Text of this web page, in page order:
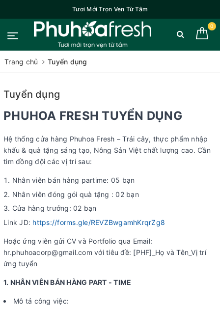
Tươi Mới Trọn Vẹn Từ Tâm
0
Trang chủ Tuyển dụng
Tuyển dụng
PHUHOA FRESH TUYỂN DỤNG
Hệ thống cửa hàng Phuhoa Fresh – Trái cây, thực phẩm nhập
khẩu & quà tặng sáng tạo, Nông Sản Việt chất lượng cao. Cần
tìm đồng đội các vị trí sau:
Nhân viên bán hàng partime: 05 bạn
Nhân viên đóng gói quà tặng : 02 bạn
Cửa hàng trưởng: 02 bạn
Link JD: https://forms.gle/REVZBwgamhKrqrZg8
Hoặc ứng viên gửi CV và Portfolio qua Email:
hr.phuhoacorp@gmail.com với tiêu đề: [PHF]_Họ và Tên_Vị trí
ứng tuyển
1. NHÂN VIÊN BÁN HÀNG PART - TIME
Mô tả công việc: